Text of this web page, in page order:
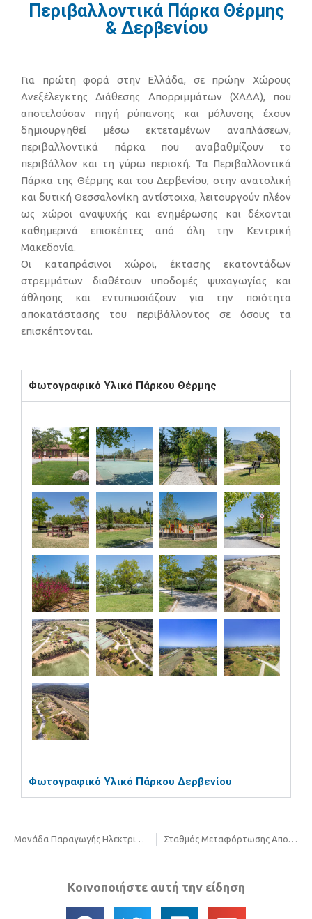
Περιβαλλοντικά Πάρκα Θέρμης
& Δερβενίου
Για πρώτη φορά στην Ελλάδα, σε πρώην Χώρους
Ανεξέλεγκτης Διάθεσης Απορριμμάτων (ΧΑΔΑ), που
αποτελούσαν πηγή ρύπανσης και μόλυνσης έχουν
δημιουργηθεί μέσω εκτεταμένων αναπλάσεων,
περιβαλλοντικά πάρκα που αναβαθμίζουν το
περιβάλλον και τη γύρω περιοχή. Τα Περιβαλλοντικά
Πάρκα της Θέρμης και του Δερβενίου, στην ανατολική
και δυτική Θεσσαλονίκη αντίστοιχα, λειτουργούν πλέον
ως χώροι αναψυχής και ενημέρωσης και δέχονται
καθημερινά επισκέπτες από όλη την Κεντρική
Μακεδονία.
Οι καταπράσινοι χώροι, έκτασης εκατοντάδων
στρεμμάτων διαθέτουν υποδομές ψυχαγωγίας και
άθλησης και εντυπωσιάζουν για την ποιότητα
αποκατάστασης του περιβάλλοντος σε όσους τα
επισκέπτονται.
Φωτογραφικό Υλικό Πάρκου Θέρμης
Φωτογραφικό Υλικό Πάρκου Δερβενίου
Μονάδα Παραγωγής Ηλεκτρικής Ενέργειας από Βιοαέριο Σταθμός Μεταφόρτωσης Απορριμμάτων Βορειοδυτικού Πολεοδομικού Συγκροτήματος Θεσσαλονίκης
Κοινοποιήστε αυτή την είδηση